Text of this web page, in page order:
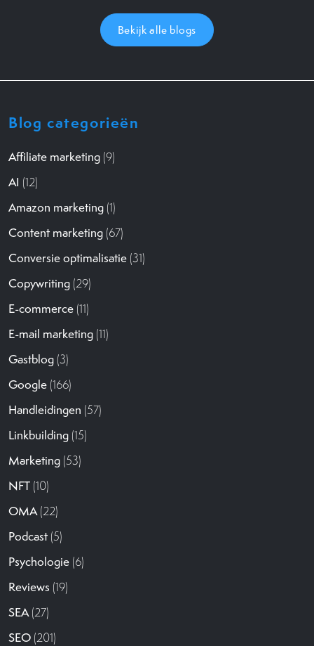
Bekijk alle blogs
Blog categorieën
Affiliate marketing (9)
AI (12)
Amazon marketing (1)
Content marketing (67)
Conversie optimalisatie (31)
Copywriting (29)
E-commerce (11)
E-mail marketing (11)
Gastblog (3)
Google (166)
Handleidingen (57)
Linkbuilding (15)
Marketing (53)
NFT (10)
OMA(22)
Podcast (5)
Psychologie (6)
Reviews (19)
SEA(27)
SEO (201)